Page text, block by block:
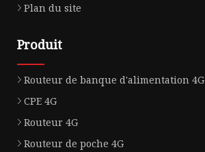
Plan du site
Produit
Routeur de banque d'alimentation 4G
CPE 4G
Routeur 4G
Routeur de poche 4G